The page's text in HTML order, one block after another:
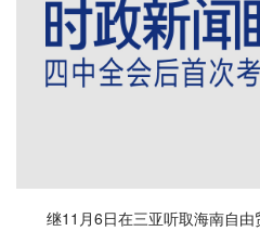
继11月6日在三亚听取海南自